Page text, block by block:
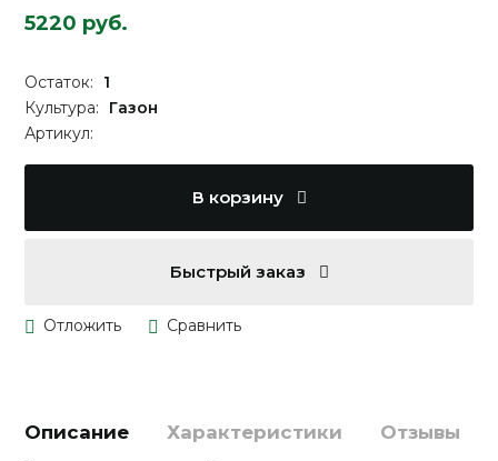
5220 руб.
Остаток:
1
Культура:
Газон
Артикул:
В корзину
Быстрый заказ
Описание Характеристики Отзывы